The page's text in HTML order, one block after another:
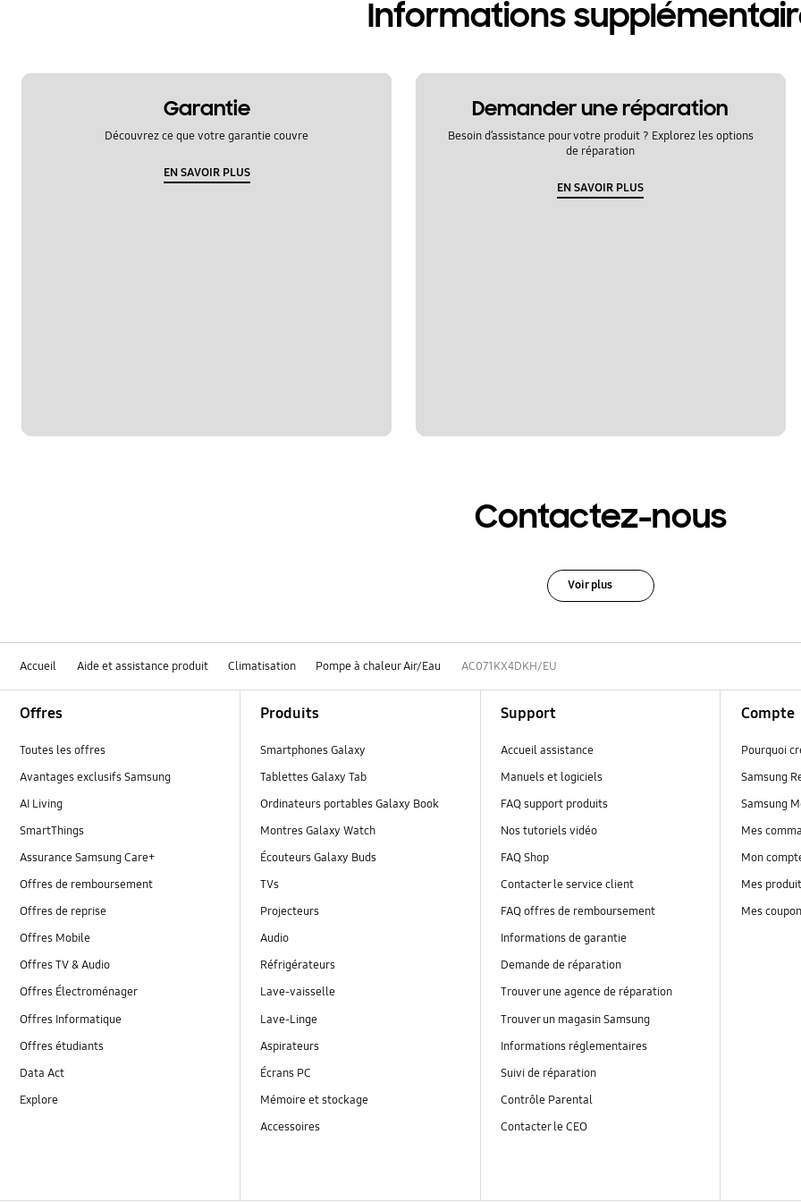
Informations
Garantie
Découvrez ce que votre garantie couvre
EN SAVOIR PLUS
Demander une réparation
Besoin d’assistance pour votre produit ? Explorez les options
de réparation
EN SAVOIR PLUS
Contactez-nous
Voir plus
Accueil Aide et assistance produit Climatisation Pompe à chaleur Air/Eau AC071KX4DKH/EU
Offres
Toutes les offres
Avantages exclusifs Samsung
AI Living
SmartThings
Assurance Samsung Care+
Offres de remboursement
Offres de reprise
Offres Mobile
Offres TV & Audio
Offres Électroménager
Offres Informatique
Offres étudiants
Data Act
Explore
Produits
Smartphones Galaxy
Tablettes Galaxy Tab
Ordinateurs portables Galaxy Book
Montres Galaxy Watch
Écouteurs Galaxy Buds
TVs
Projecteurs
Audio
Réfrigérateurs
Lave-vaisselle
Lave-Linge
Aspirateurs
Écrans PC
Mémoire et stockage
Accessoires
Support
Accueil assistance
Manuels et logiciels
FAQ support produits
Nos tutoriels vidéo
FAQ Shop
Contacter le service client
FAQ offres de remboursement
Informations de garantie
Demande de réparation
Trouver une agence de réparation
Trouver un magasin Samsung
Informations réglementaires
Suivi de réparation
Contrôle Parental
Contacter le CEO
Compte
Pourquoi
Samsung
Samsung
Mes
Mon
Mes
Mes